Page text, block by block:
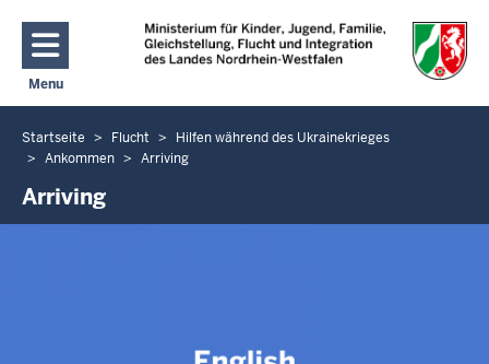
Direkt zum Inhalt
Menu
Navigation aktivieren/deaktivieren: Hauptmenü
Sie
befinden
sich
hier
Startseite Flucht
Hilfen während des Ukrainekrieges
Ankommen
Arriving
Arriving